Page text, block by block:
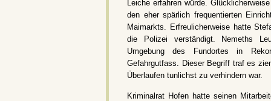
Leiche erfahren würde.
den eher spärlich frequentierten
Maimarkts. Erfreulicherweise hatte
die Polizei verständigt. Nemeths
Umgebung des Fundortes in
Gefahrgutfass. Dieser Begriff traf es
Überlaufen tunlichst zu verhindern war.
Kriminalrat Hofen hatte seinen